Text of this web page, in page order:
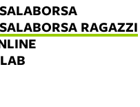
RAGAZZI